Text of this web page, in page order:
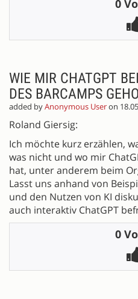
0
WIE MIR CHATGPT
DES BARCAMPS
added byAnonymous Useron
Roland Giersig:
Ich möchte kurz erzählen,
was nicht und wo mir
hat, unter anderem beim
Lasst uns anhand von
und den Nutzen von KI
auch interaktiv ChatGPT
0